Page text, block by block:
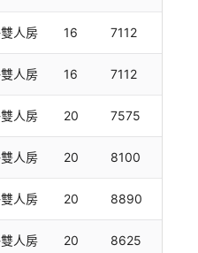
人房 16 7112
人房 16 7112
人房 20 7575
人房 20 8100
人房 20 8890
人房 20 8625